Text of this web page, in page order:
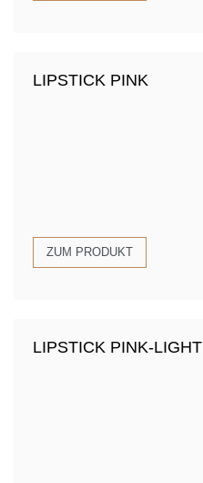
LIPSTICK PINK
ZUM PRODUKT
LIPSTICK PINK-LIGHT